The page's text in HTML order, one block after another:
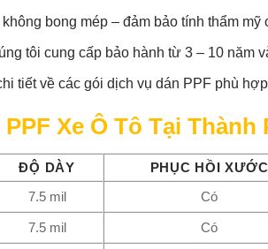
bong mép – đảm bảo tính thẩm mỹ
tôi cung cấp bảo hành từ 3 – 10 năm
tiết về các gói dịch vụ dán PPF phù
Xe Ô Tô Tại Thành
ĐỘ DÀY PHỤC HỒI XƯỚC
7.5 mil Có
7.5 mil Có